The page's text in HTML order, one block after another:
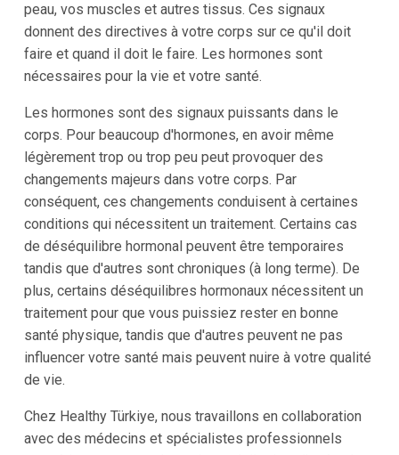
peau, vos muscles et autres tissus. Ces signaux
donnent des directives à votre corps sur ce qu'il doit
faire et quand il doit le faire. Les hormones sont
nécessaires pour la vie et votre santé.
Les hormones sont des signaux puissants dans le
corps. Pour beaucoup d'hormones, en avoir même
légèrement trop ou trop peu peut provoquer des
changements majeurs dans votre corps. Par
conséquent, ces changements conduisent à certaines
conditions qui nécessitent un traitement. Certains cas
de déséquilibre hormonal peuvent être temporaires
tandis que d'autres sont chroniques (à long terme). De
plus, certains déséquilibres hormonaux nécessitent un
traitement pour que vous puissiez rester en bonne
santé physique, tandis que d'autres peuvent ne pas
influencer votre santé mais peuvent nuire à votre qualité
de vie.
Chez Healthy Türkiye, nous travaillons en collaboration
avec des médecins et spécialistes professionnels